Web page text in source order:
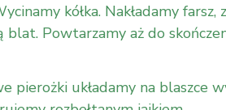
kółka. Nakładamy
blat. Powtarzamy aż do
pierożki układamy na blaszce